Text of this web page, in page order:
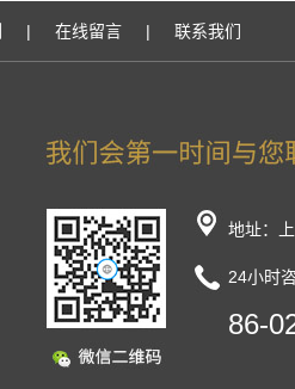
| 在线留言 | 联系我们
地址：
24小时
86-